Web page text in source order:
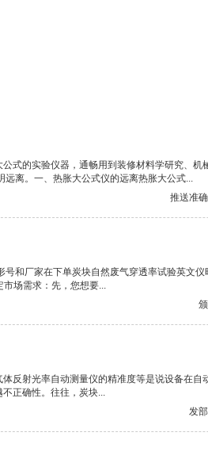
式的实验仪器，通畅用到装修材料学研究、
离。一、热胀大公式仪的远离热胀大公式...
推送准
和厂家在下单炭块自然废气穿透率试验英文
场需求：先，您想要...
反射光率自动测量仪的精准度等是说设备在自
正确性。往往，炭块...
发